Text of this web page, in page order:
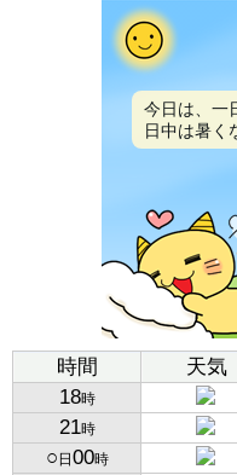
今日は、一
日中は暑く
時間 天気
18時
21時
○ 日 00時